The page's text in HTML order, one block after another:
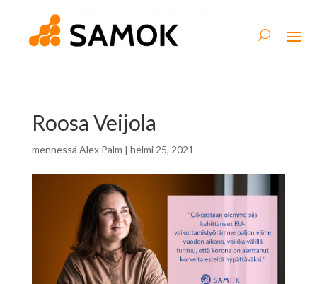
Roosa Veijola
mennessä Alex Palm | helmi 25, 2021